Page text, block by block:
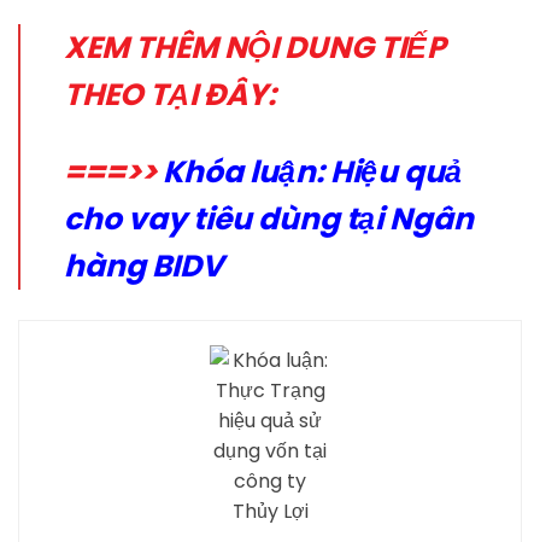
XEM THÊM NỘI DUNG TIẾP
THEO TẠI ĐÂY:
===>>Khóa luận: Hiệu quả
cho vay tiêu dùng tại Ngân
hàng BIDV